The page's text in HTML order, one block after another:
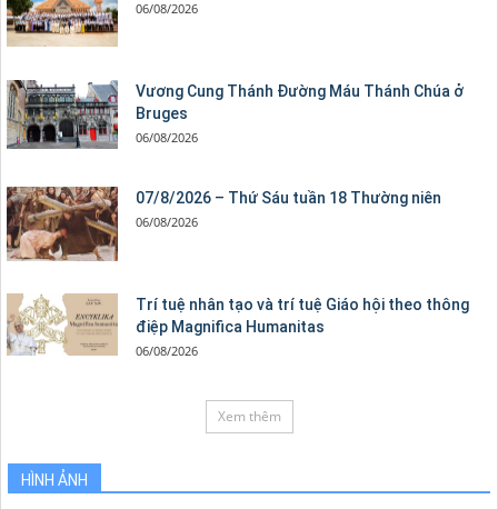
06/08/2026
Vương Cung Thánh Ðường Máu Thánh Chúa ở
Bruges
06/08/2026
07/8/2026 – Thứ Sáu tuần 18 Thường niên
06/08/2026
Trí tuệ nhân tạo và trí tuệ Giáo hội theo thông
điệp Magnifica Humanitas
06/08/2026
Xem thêm
HÌNH ẢNH